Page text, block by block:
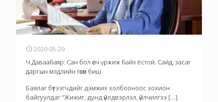
2020-05-29
Ч.Даваабаяр: Сан бол өсч үржиж байх ёстой. Сайд, засаг
даргын мэдлийн төсөв биш
Баялаг бүтээгчдийг дэмжих холбооноос зохион
байгуулдаг “Жижиг, дунд үйлдвэрлэл, үйлчилгээ […]